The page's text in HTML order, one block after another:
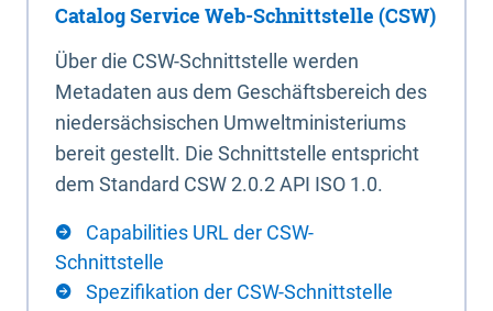
Catalog Service Web-Schnittstelle (CSW)
Über die CSW-Schnittstelle werden
Metadaten aus dem Geschäftsbereich des
niedersächsischen Umweltministeriums
bereit gestellt. Die Schnittstelle entspricht
dem Standard CSW 2.0.2 API ISO 1.0.
Capabilities URL der CSW-
Schnittstelle
Spezifikation der CSW-Schnittstelle